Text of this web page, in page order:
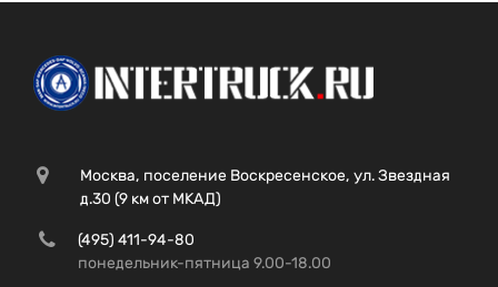
Москва, поселение Воскресенское, ул. Звездная
д.30 (9 км от МКАД)
(495) 411-94-80
понедельник-пятница 9.00-18.00